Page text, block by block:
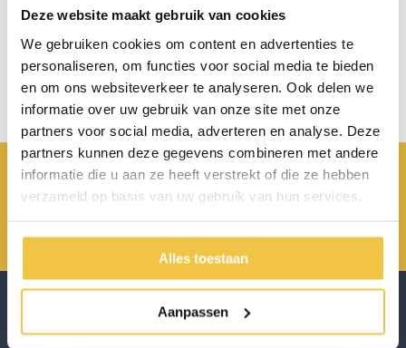
Deze website maakt gebruik van cookies
We gebruiken cookies om content en advertenties te
personaliseren, om functies voor social media te bieden
en om ons websiteverkeer te analyseren. Ook delen we
informatie over uw gebruik van onze site met onze
partners voor social media, adverteren en analyse. Deze
partners kunnen deze gegevens combineren met andere
informatie die u aan ze heeft verstrekt of die ze hebben
verzameld op basis van uw gebruik van hun services.
Alles toestaan
Aanpassen
Persoonlijk advies
Start chat
info@scholten-hulpmiddelen.nl
0485 800 814
Achterbroek 15 6596 MP Milsbeek